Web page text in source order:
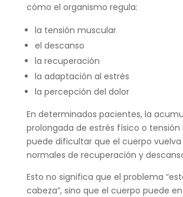
cómo el organismo regula:
la tensión muscular
el descanso
la recuperación
la adaptación al estrés
la percepción del dolor
En determinados pacientes, la
prolongada de estrés físico o
puede dificultar que el cuerpo
normales de recuperación y
Esto no significa que el problema
cabeza”, sino que el cuerpo puede